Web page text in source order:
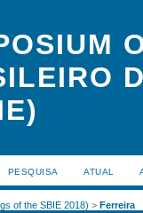
PESQUISA ATUAL
of the SBIE 2018) > Ferreira